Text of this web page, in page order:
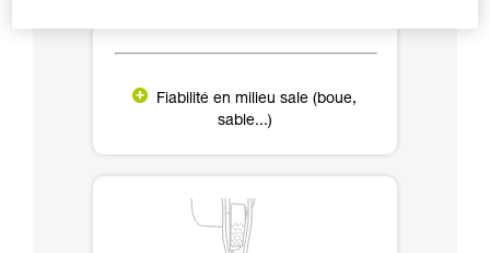
Fiabilité en milieu sale (boue,
sable...)